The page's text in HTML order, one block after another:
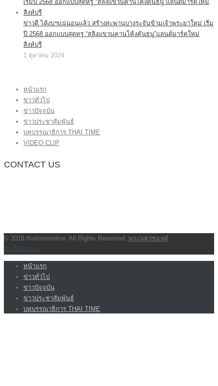
ข่าวดี ได้งบฯแน่นอนแล้ว สร้างสะพานบางระจันข้ามเจ้าพระยาใหม่ เริ่ม
ปี 2568 ออกแบบสุดหรู “สลิงแขวนคานโค้งคันธนู”แลนด์มาร์คใหม่
สิงห์บุรี
1 ตุลาคม 2024
หน้าแรก
ข่าวทั่วไป
ข่าวปัจจุบัน
ข่าวประชาสัมพันธ์
บทบรรณาธิการ THAI TIME
VIDEO CLIP
CONTACT US
© 2018 thaitimeonline. All Rights Reserved. พระนครซอฟต์
ขั้นไปด้านบน
หน้าแรก
ข่าวทั่วไป
ข่าวปัจจุบัน
ข่าวประชาสัมพันธ์
บทบรรณาธิการ THAI TIME